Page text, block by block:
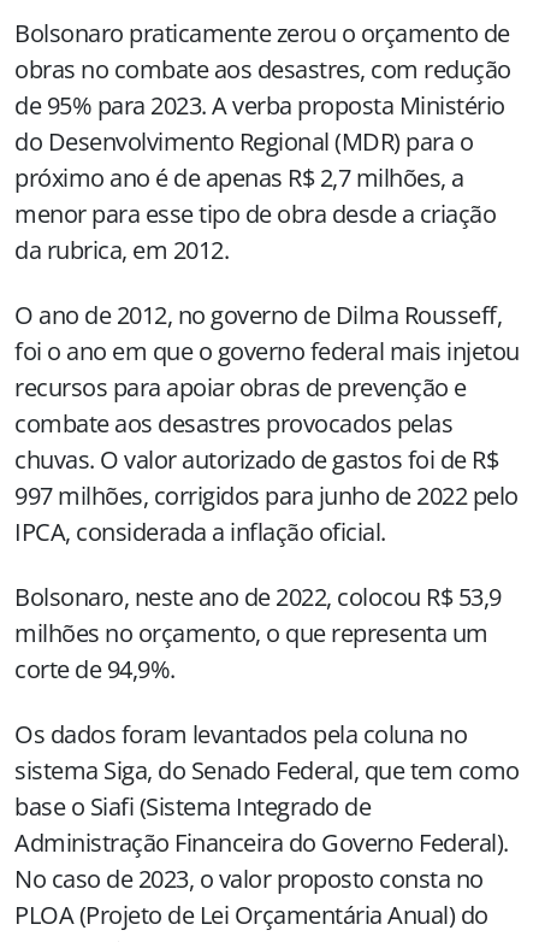
Bolsonaro praticamente zerou o orçamento de
obras no combate aos desastres, com redução
de 95% para 2023. A verba proposta Ministério
do Desenvolvimento Regional (MDR) para o
próximo ano é de apenas R$ 2,7 milhões, a
menor para esse tipo de obra desde a criação
da rubrica, em 2012.
O ano de 2012, no governo de Dilma Rousseff,
foi o ano em que o governo federal mais injetou
recursos para apoiar obras de prevenção e
combate aos desastres provocados pelas
chuvas. O valor autorizado de gastos foi de R$
997 milhões, corrigidos para junho de 2022 pelo
IPCA, considerada a inflação oficial.
Bolsonaro, neste ano de 2022, colocou R$ 53,9
milhões no orçamento, o que representa um
corte de 94,9%.
Os dados foram levantados pela coluna no
sistema Siga, do Senado Federal, que tem como
base o Siafi (Sistema Integrado de
Administração Financeira do Governo Federal).
No caso de 2023, o valor proposto consta no
PLOA (Projeto de Lei Orçamentária Anual) do